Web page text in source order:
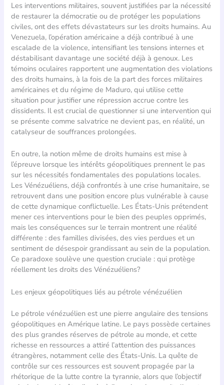
Les interventions militaires, souvent justifiées par la nécessité
de restaurer la démocratie ou de protéger les populations
civiles, ont des effets dévastateurs sur les droits humains. Au
Venezuela, l’opération américaine a déjà contribué à une
escalade de la violence, intensifiant les tensions internes et
déstabilisant davantage une société déjà à genoux. Les
témoins oculaires rapportent une augmentation des violations
des droits humains, à la fois de la part des forces militaires
américaines et du régime de Maduro, qui utilise cette
situation pour justifier une répression accrue contre les
dissidents. Il est crucial de questionner si une intervention qui
se présente comme salvatrice ne devient pas, en réalité, un
catalyseur de souffrances prolongées.
En outre, la notion même de droits humains est mise à
l’épreuve lorsque les intérêts géopolitiques prennent le pas
sur les nécessités fondamentales des populations locales.
Les Vénézuéliens, déjà confrontés à une crise humanitaire, se
retrouvent dans une position encore plus vulnérable à cause
de cette dynamique conflictuelle. Les États-Unis prétendent
mener ces interventions pour le bien des peuples opprimés,
mais les conséquences sur le terrain montrent une réalité
différente : des familles divisées, des vies perdues et un
sentiment de désespoir grandissant au sein de la population.
Ce paradoxe soulève une question cruciale : qui protège
réellement les droits des Vénézuéliens?
Les enjeux géopolitiques liés au pétrole vénézuélien
Le pétrole vénézuélien est une pierre angulaire des tensions
géopolitiques en Amérique latine. Le pays possède certaines
des plus grandes réserves de pétrole au monde, et cette
richesse en ressources a attiré l’attention des puissances
étrangères, notamment celle des États-Unis. La quête de
contrôle sur ces ressources est souvent propagée par la
rhétorique de la lutte contre la tyrannie, alors que l’objectif